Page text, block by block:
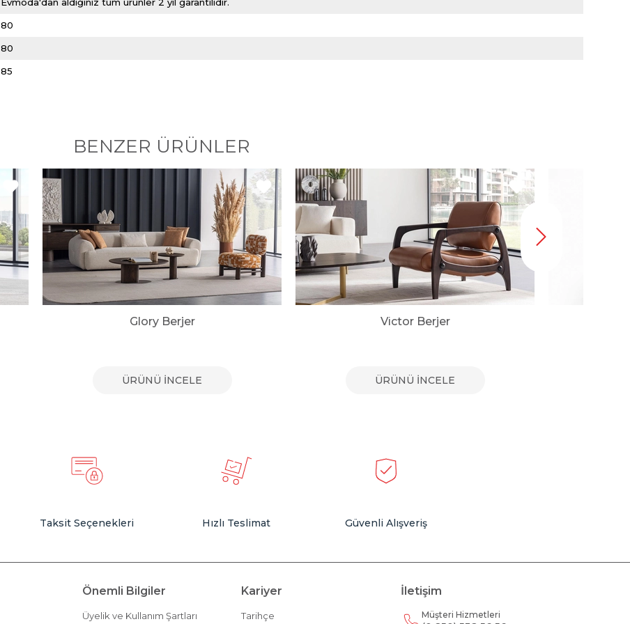
80
80
85
BENZER ÜRÜNLER
Glory Berjer
ÜRÜNÜ İNCELE
Victor Berjer
ÜRÜNÜ İNCELE
Taksit Seçenekleri Hızlı Teslimat Güvenli Alışveriş
Önemli Bilgiler
Üyelik ve Kullanım Şartları
Kariyer
Tarihçe
İletişim
Müşteri Hizmetleri